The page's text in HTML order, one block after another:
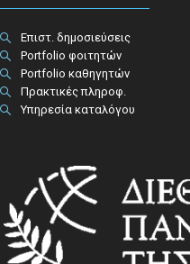
Επιστ. δημοσιεύσεις
Portfolio φοιτητών
Portfolio καθηγητών
Πρακτικές πληροφ.​
Υπηρεσία καταλόγου